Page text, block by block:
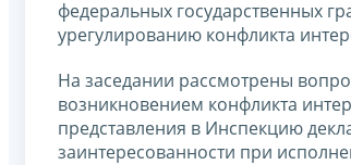
федеральных государственных
урегулированию конфликта
На заседании рассмотрены
возникновением конфликта
представления в Инспекцию
заинтересованности при